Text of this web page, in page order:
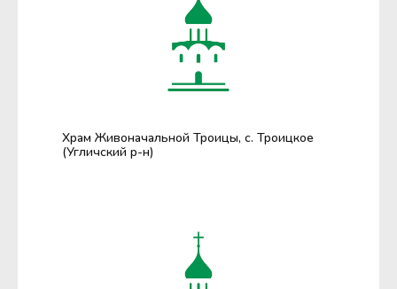
Храм Живоначальной Троицы, с. Троицкое
(Угличский р-н)